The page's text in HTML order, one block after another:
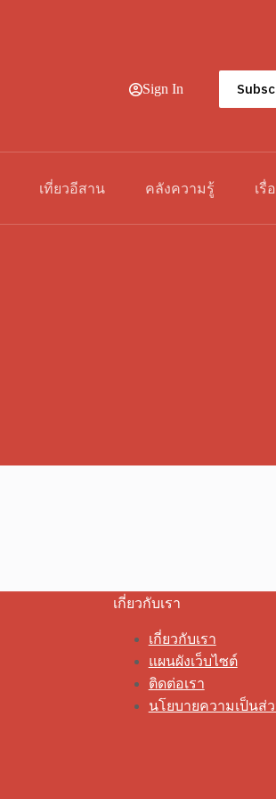
Sign In
เที่ยวอีสาน คลังความรู้ เรื่
เกี่ยวกับเรา
เกี่ยวกับเรา
แผนผังเว็บไซต์
ติดต่อเรา
นโยบายความเป็นส่